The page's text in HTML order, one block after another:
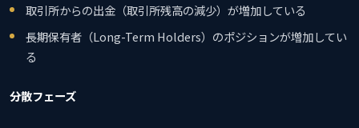
取引所からの出金（取引所残高の減少）が増加している
長期保有者（Long-Term Holders）のポジションが増加してい
る
分散フェーズ